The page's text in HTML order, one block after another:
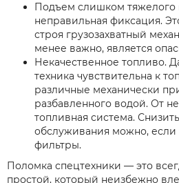
Подъем слишком тяжелого
неправильная фиксация.
строя грузозахватный
менее важно, является
Некачественное топливо.
техника чувствительна к
различные механически
разбавленного водой. От
топливная система.
обслуживания можно,
фильтры.
Поломка спецтехники — это
простой, который неизбежно